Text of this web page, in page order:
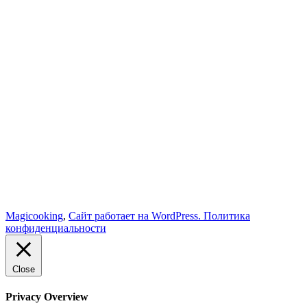
Magicooking, Сайт работает на WordPress. Политика
конфиденциальности
Close
Privacy Overview